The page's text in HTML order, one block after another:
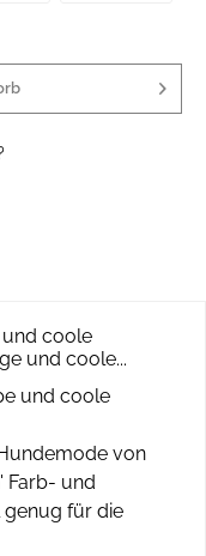
und coole
und coole...
und coole
von
Farb- und
genug für die